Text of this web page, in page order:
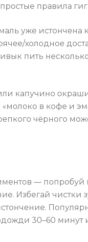
правила
уже
холодное
пить
капучино
в кофе и
чёрного
— попробуй
Избегай чистки
30–60